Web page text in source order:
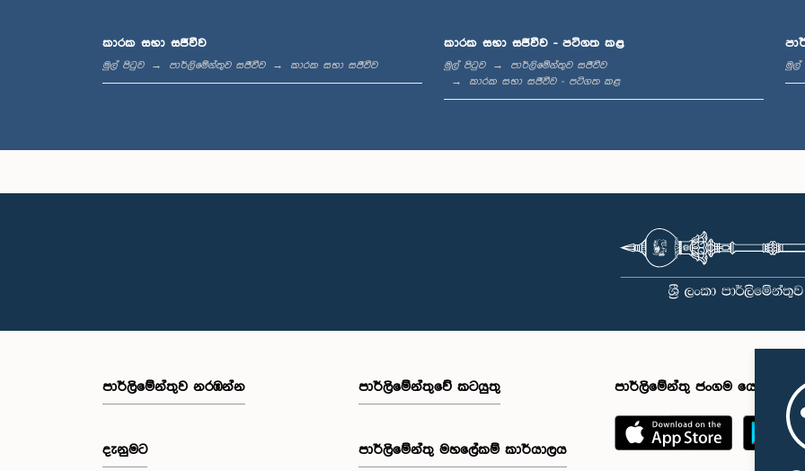
කාරක සභා සජීවීව
මුල් පිටුව පාර්ලිමේන්තුව සජීවීව කාරක සභා සජීවීව
කාරක සභා සජීවීව - පටිගත කළ
මුල් පිටුව
පාර්ලිමේන්තුව සජීවීව
කාරක සභා සජීවීව - පටිගත කළ
මුල්
පාර්ලි‌මේන්තුව නරඹන්න
දැනුමට
පාර්ලිමේන්තුවේ කටයුතු
පාර්ලිමේන්තු මහලේකම් කාර්යාලය
පාර්ලිමේන්තු ජංගම යෙදුම